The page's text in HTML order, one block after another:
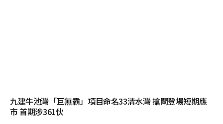
九建牛池灣「巨無霸」項目命名33清水灣 搶閘登場短期應
市 首期涉361伙